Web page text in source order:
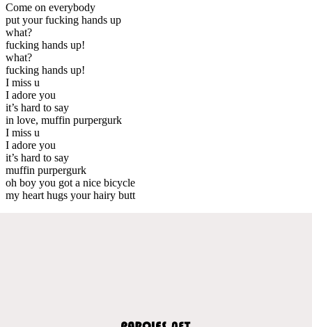
Come on everybody
put your fucking hands up
what?
fucking hands up!
what?
fucking hands up!
I miss u
I adore you
it’s hard to say
in love, muffin purpergurk
I miss u
I adore you
it’s hard to say
muffin purpergurk
oh boy you got a nice bicycle
my heart hugs your hairy butt